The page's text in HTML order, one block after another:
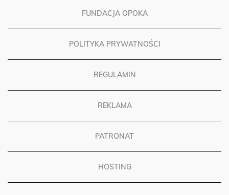
FUNDACJA OPOKA
POLITYKA PRYWATNOŚCI
REGULAMIN
REKLAMA
PATRONAT
HOSTING